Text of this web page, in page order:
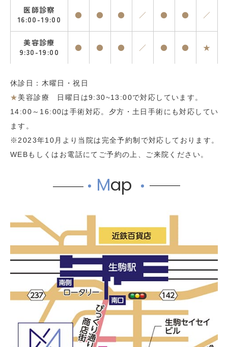
医師診察
16:00-19:00
● ● ● ／ ● ● ／
美容診療
9:30-19:00
● ● ● ／ ● ● ★
休診日：木曜日・祝日
★美容診療 日曜日は9:30~13:00で対応しています。
14:00～16:00は手術対応。夕方・土日手術にも対応してい
ます。
※2023年10月より当院は完全予約制で対応しております。
WEBもしくはお電話にてご予約の上、ご来院ください。
Map